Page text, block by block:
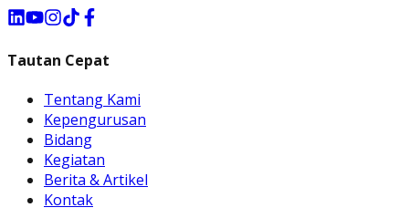
Tautan Cepat
Tentang Kami
Kepengurusan
Bidang
Kegiatan
Berita & Artikel
Kontak